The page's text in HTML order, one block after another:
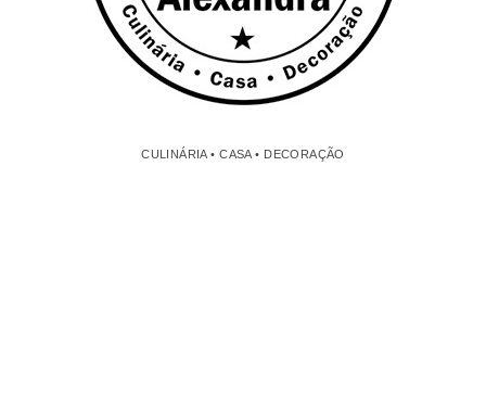
CULINÁRIA • CASA • DECORAÇÃO